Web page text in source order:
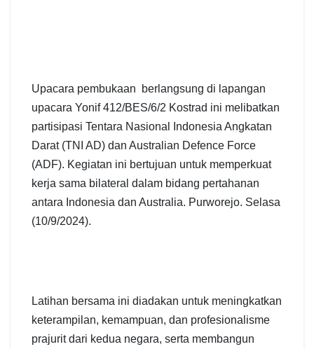
Upacara pembukaan berlangsung di lapangan
upacara Yonif 412/BES/6/2 Kostrad ini melibatkan
partisipasi Tentara Nasional Indonesia Angkatan
Darat (TNI AD) dan Australian Defence Force
(ADF). Kegiatan ini bertujuan untuk memperkuat
kerja sama bilateral dalam bidang pertahanan
antara Indonesia dan Australia. Purworejo. Selasa
(10/9/2024).
Latihan bersama ini diadakan untuk meningkatkan
keterampilan, kemampuan, dan profesionalisme
prajurit dari kedua negara, serta membangun